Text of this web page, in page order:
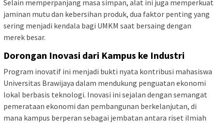
Selain memperpanjang masa simpan, alat ini juga memperkuat
jaminan mutu dan kebersihan produk, dua faktor penting yang
sering menjadi kendala bagi UMKM saat bersaing dengan
merek besar.
Dorongan Inovasi dari Kampus ke Industri
Program inovatif ini menjadi bukti nyata kontribusi mahasiswa
Universitas Brawijaya dalam mendukung penguatan ekonomi
lokal berbasis teknologi. Inovasi ini sejalan dengan semangat
pemerataan ekonomi dan pembangunan berkelanjutan, di
mana kampus berperan sebagai jembatan antara riset ilmiah